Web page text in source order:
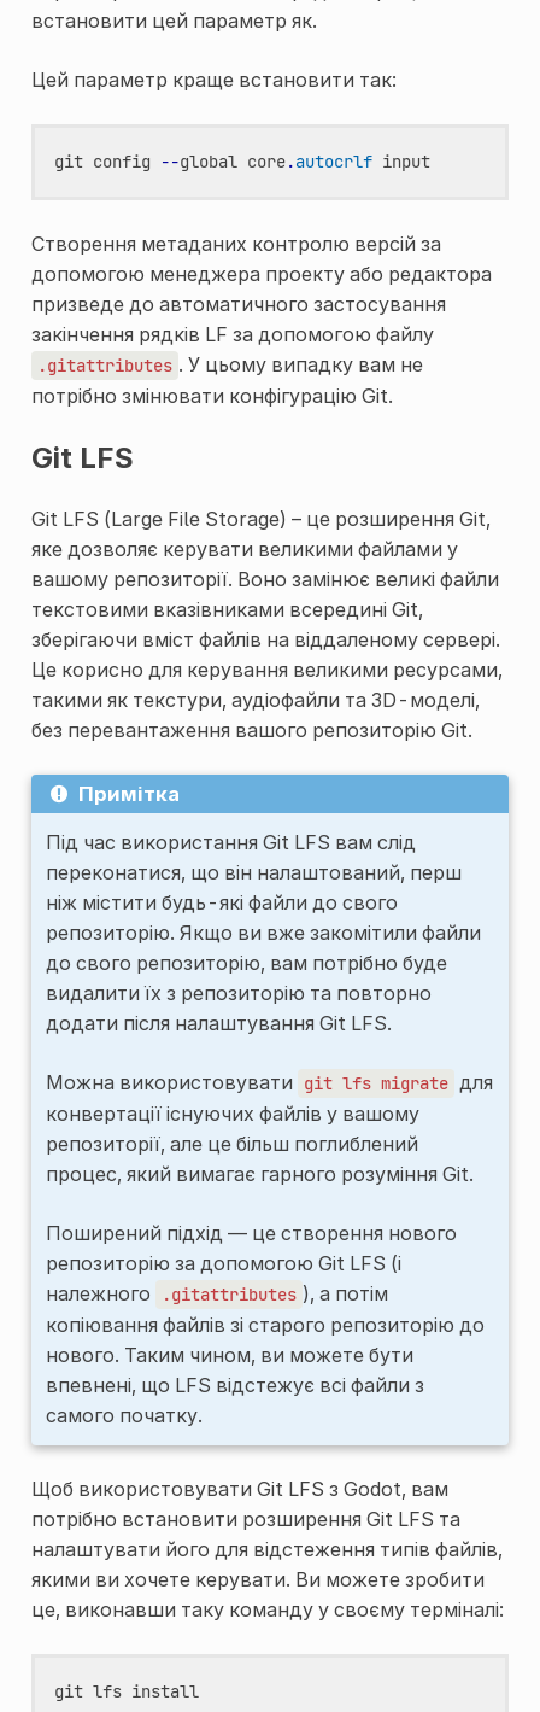
встановити цей параметр як.
Цей параметр краще встановити так:
git config --global core.autocrlf input
Створення метаданих контролю версій за
допомогою менеджера проекту або редактора
призведе до автоматичного застосування
закінчення рядків LF за допомогою файлу
.gitattributes . У цьому випадку вам не
потрібно змінювати конфігурацію Git.
Git LFS
Git LFS (Large File Storage) – це розширення Git,
яке дозволяє керувати великими файлами у
вашому репозиторії. Воно замінює великі файли
текстовими вказівниками всередині Git,
зберігаючи вміст файлів на віддаленому сервері.
Це корисно для керування великими ресурсами,
такими як текстури, аудіофайли та 3D-моделі,
без перевантаження вашого репозиторію Git.
Примітка
Під час використання Git LFS вам слід
переконатися, що він налаштований, перш
ніж містити будь-які файли до свого
репозиторію. Якщо ви вже закомітили файли
до свого репозиторію, вам потрібно буде
видалити їх з репозиторію та повторно
додати після налаштування Git LFS.
Можна використовувати git lfs migrate для
конвертації існуючих файлів у вашому
репозиторії, але це більш поглиблений
процес, який вимагає гарного розуміння Git.
Поширений підхід — це створення нового
репозиторію за допомогою Git LFS (і
належного
.gitattributes ), а потім
копіювання файлів зі старого репозиторію до
нового. Таким чином, ви можете бути
впевнені, що LFS відстежує всі файли з
самого початку.
Щоб використовувати Git LFS з Godot, вам
потрібно встановити розширення Git LFS та
налаштувати його для відстеження типів файлів,
якими ви хочете керувати. Ви можете зробити
це, виконавши таку команду у своєму терміналі:
git lfs install